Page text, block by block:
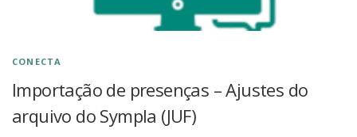
CONECTA
Importação de presenças – Ajustes do
arquivo do Sympla (JUF)